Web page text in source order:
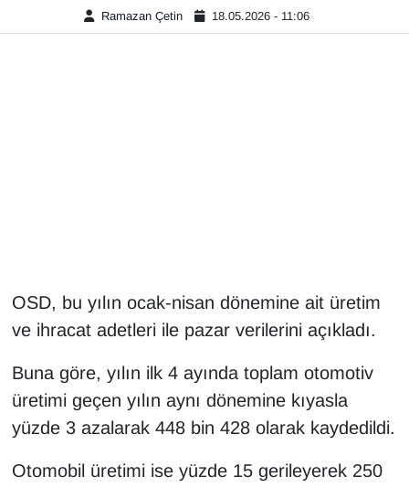
Ramazan Çetin 18.05.2026 - 11:06
OSD, bu yılın ocak-nisan dönemine ait üretim
ve ihracat adetleri ile pazar verilerini açıkladı.
Buna göre, yılın ilk 4 ayında toplam otomotiv
üretimi geçen yılın aynı dönemine kıyasla
yüzde 3 azalarak 448 bin 428 olarak kaydedildi.
Otomobil üretimi ise yüzde 15 gerileyerek 250
GENEL
Kadın
Kamu Alımları
Kim Kimdir?